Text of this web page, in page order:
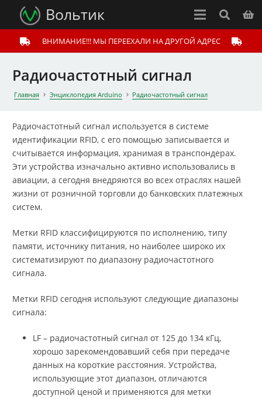
Вольтик
ВНИМАНИЕ!!! МЫ ПЕРЕЕХАЛИ НА ДРУГОЙ АДРЕС
Радиочастотный сигнал
Главная Энциклопедия Arduino Радиочастотный сигнал
Радиочастотный сигнал используется в системе
идентификации RFID, с его помощью записывается и
считывается информация, хранимая в транспондерах.
Эти устройства изначально активно использовались в
авиации, а сегодня внедряются во всех отраслях нашей
жизни от розничной торговли до банковских платежных
систем.
Метки RFID классифицируются по исполнению, типу
памяти, источнику питания, но наиболее широко их
систематизируют по диапазону радиочастотного
сигнала.
Метки RFID сегодня используют следующие диапазоны
сигнала:
LF – радиочастотный сигнал от 125 до 134 кГц,
хорошо зарекомендовавший себя при передаче
данных на короткие расстояния. Устройства,
использующие этот диапазон, отличаются
доступной ценой и применяются для метки